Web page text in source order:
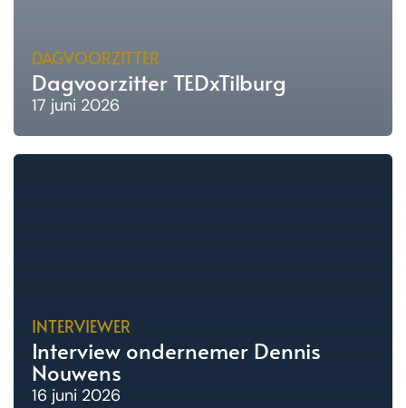
DAGVOORZITTER
Dagvoorzitter TEDxTilburg
17 juni 2026
INTERVIEWER
Interview ondernemer Dennis
Nouwens
16 juni 2026